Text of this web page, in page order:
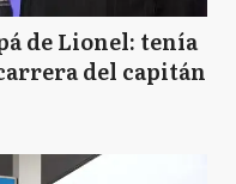
de Lionel: tenía
del capitán